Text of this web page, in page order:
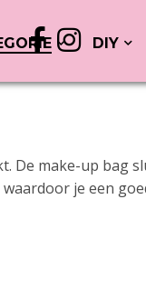
DIY
De make-up bag
je een